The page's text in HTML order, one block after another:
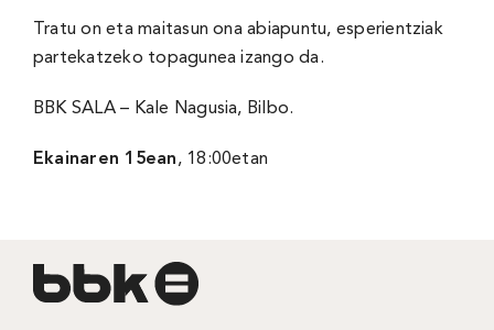
Tratu on eta maitasun ona abiapuntu, esperientziak
partekatzeko topagunea izango da.
BBK SALA– Kale Nagusia, Bilbo.
Ekainaren 15ean, 18:00etan